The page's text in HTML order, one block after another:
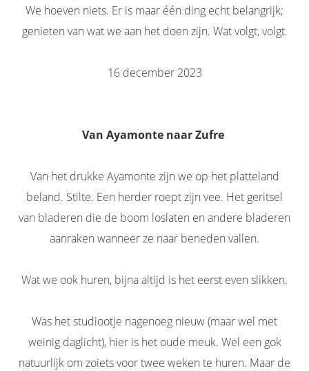
We hoeven niets. Er is maar één ding echt belangrijk;
genieten van wat we aan het doen zijn. Wat volgt, volgt.
16 december 2023
Van Ayamonte naar Zufre
Van het drukke Ayamonte zijn we op het platteland
beland. Stilte. Een herder roept zijn vee. Het geritsel
van bladeren die de boom loslaten en andere bladeren
aanraken wanneer ze naar beneden vallen.
Wat we ook huren, bijna altijd is het eerst even slikken.
Was het studiootje nagenoeg nieuw (maar wel met
weinig daglicht), hier is het oude meuk. Wel een gok
natuurlijk om zoiets voor twee weken te huren. Maar de